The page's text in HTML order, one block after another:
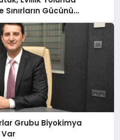
Sınırların Gücünü
Grubu Biyokimya
Var